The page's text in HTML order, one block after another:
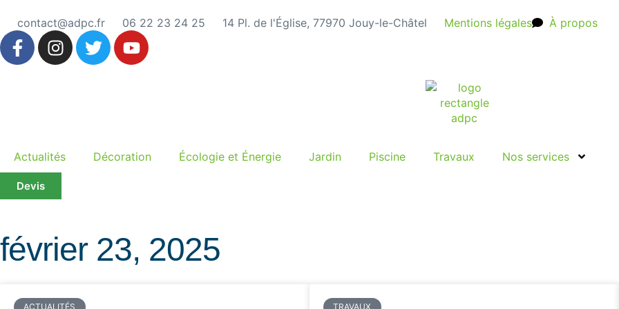
contact@adpc.fr 06 22 23 24 25 14 Pl. de l'Église, 77970 Jouy-le-Châtel Mentions légales À propos
Actualités Décoration Écologie et Énergie Jardin Piscine Travaux Nos services
Devis
février 23, 2025
ACTUALITÉS TRAVAUX